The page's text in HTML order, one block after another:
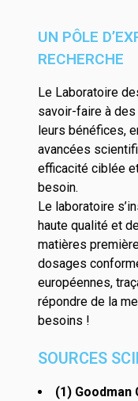
UN PÔLE
RECHERCHE
Le Laboratoire
savoir-faire à
leurs bénéfices,
avancées
efficacité ciblée
besoin.
Le laboratoire
haute qualité et
matières
dosages
européennes,
répondre de la
besoins !
SOURCES
(1) Goodman